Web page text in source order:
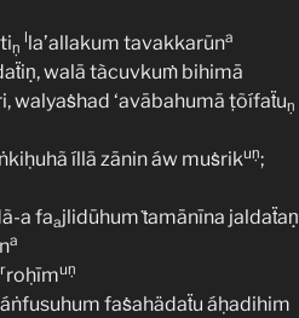
ṇ
lla’allakum tavakkarūna
walā tàcuvkuṁ bihimā
walyaṡhad ‘avābahumā ṭõífaẗuṇ
íllā zānin áw muṡrikuṇ;
a faajlidūhum ṫamānīna jaldaẗaṇ
a
rroḥīmuṇ
faṡahädaẗu áḥadihim